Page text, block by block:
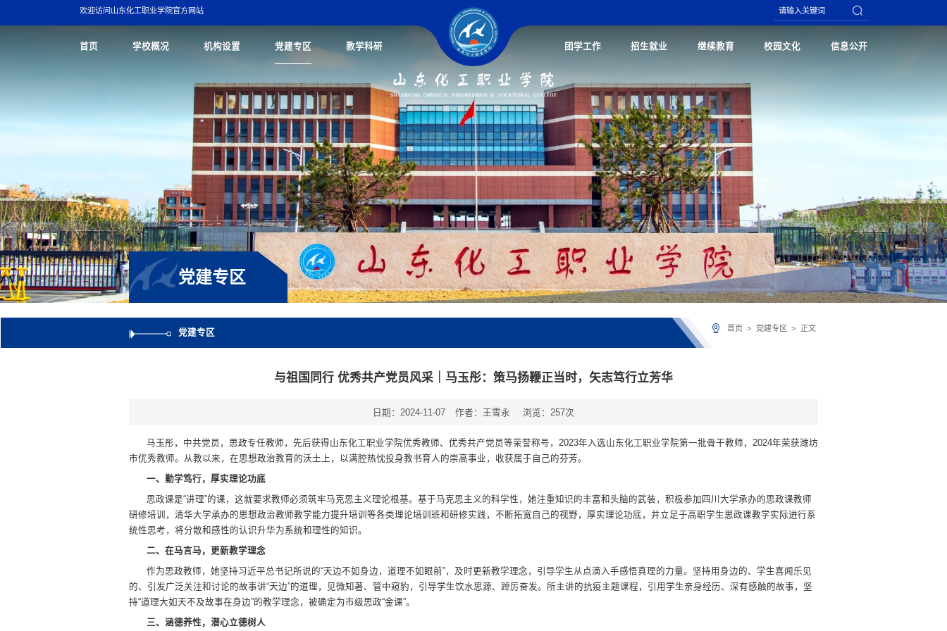
欢迎访问山东化工职业学院官方网站
首页 学校概况 机构设置 党建专区 教学科研 团学工作 招生就业 继续教育 校园文化 信息公开
党建专区
党建专区 首页 > 党建专区 > 正文
与祖国同行 优秀共产党员风采｜马玉彤：策马扬鞭正当时，矢志笃行立芳华
日期：2024-11-07 作者：王雪永 浏览： 257次
马玉彤，中共党员，思政专任教师，先后获得山东化工职业学院优秀教师、优秀共产党员等荣誉称号，2023年入选山东化工职业学院第一批骨干教师，2024年荣获潍坊
市优秀教师。从教以来，在思想政治教育的沃土上，以满腔热忱投身教书育人的崇高事业，收获属于自己的芬芳。
一、勤学笃行，厚实理论功底
思政课是“讲理”的课，这就要求教师必须筑牢马克思主义理论根基。基于马克思主义的科学性，她注重知识的丰富和头脑的武装，积极参加四川大学承办的思政课教师
研修培训，清华大学承办的思想政治教师教学能力提升培训等各类理论培训班和研修实践，不断拓宽自己的视野，厚实理论功底，并立足于高职学生思政课教学实际进行系
统性思考，将分散和感性的认识升华为系统和理性的知识。
二、在马言马，更新教学理念
作为思政教师，她坚持习近平总书记所说的“天边不如身边，道理不如眼前”，及时更新教学理念，引导学生从点滴入手感悟真理的力量。坚持用身边的、学生喜闻乐见
的、引发广泛关注和讨论的故事讲“天边”的道理，见微知著、管中窥豹，引导学生饮水思源、踔厉奋发。所主讲的抗疫主题课程，引用学生亲身经历、深有感触的故事，坚
持“道理大如天不及故事在身边”的教学理念，被确定为市级思政“金课”。
三、涵德养性，潜心立德树人